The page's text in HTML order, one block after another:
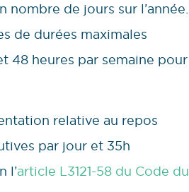
nombre de jours sur l’année.
de durées maximales
48 heures par semaine pour
relative au repos
par jour et 35h
l’article L3121-58 du Code du